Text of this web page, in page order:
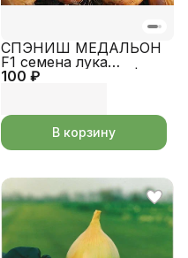
100 ₽
СПЭНИШ МЕДАЛЬОН
F1 семена лука
репчатого (Sakata |
В корзину